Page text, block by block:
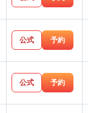
公式 予約
公式 予約